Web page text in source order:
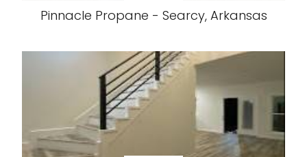
Pinnacle Propane - Searcy, Arkansas